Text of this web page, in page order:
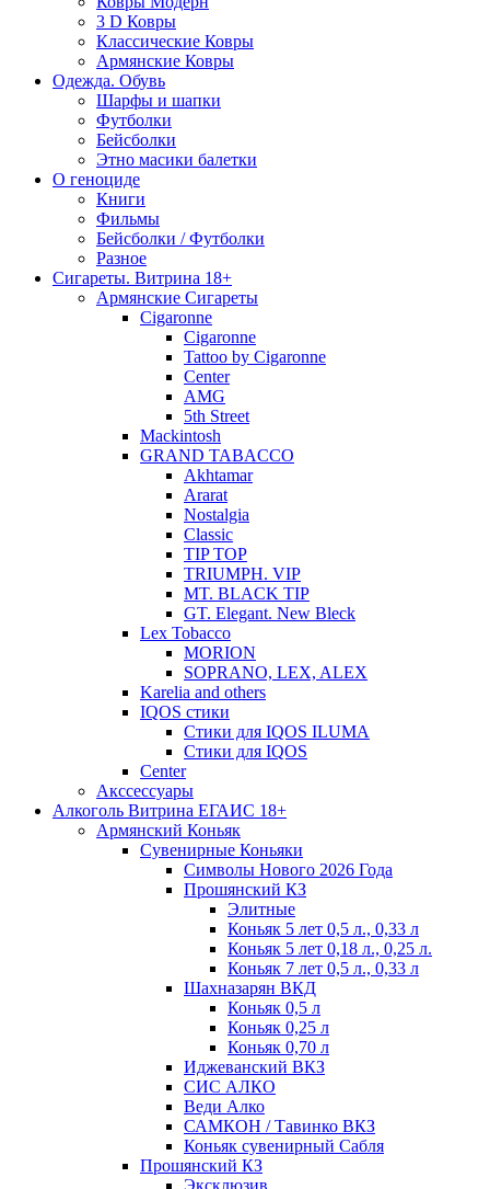
3 D Ковры
Классические Ковры
Армянские Ковры
Одежда. Обувь
Шарфы и шапки
Футболки
Бейсболки
Этно масики балетки
О геноциде
Книги
Фильмы
Бейсболки / Футболки
Разное
Сигареты. Витрина 18+
Армянские Сигареты
Cigaronne
Cigaronne
Tattoo by Cigaronne
Center
AMG
5th Street
Mackintosh
GRAND TABACCO
Akhtamar
Ararat
Nostalgia
Classic
TIP TOP
TRIUMPH. VIP
MT. BLACK TIP
GT. Elegant. New Bleck
Lex Tobacco
MORION
SOPRANO, LEX, ALEX
Karelia and others
IQOS стики
Стики для IQOS ILUMA
Стики для IQOS
Сenter
Акссессуары
Алкоголь Витрина ЕГАИС 18+
Армянский Коньяк
Сувенирные Коньяки
Символы Нового 2026 Года
Прошянский КЗ
Элитные
Коньяк 5 лет 0,5 л., 0,33 л
Коньяк 5 лет 0,18 л., 0,25 л.
Коньяк 7 лет 0,5 л., 0,33 л
Шахназарян ВКД
Коньяк 0,5 л
Коньяк 0,25 л
Коньяк 0,70 л
Иджеванский ВКЗ
СИС АЛКО
Веди Алко
САМКОН / Тавинко ВКЗ
Коньяк сувенирный Сабля
Прошянский КЗ
Эксклюзив